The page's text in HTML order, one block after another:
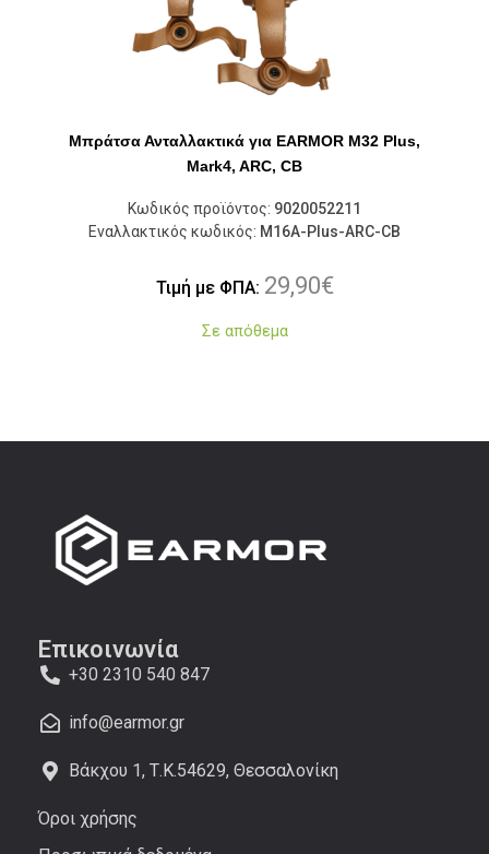
Μπράτσα Ανταλλακτικά για EARMOR M32 Plus,
Mark4, ARC, CB
Κωδικός προϊόντος: 9020052211
Εναλλακτικός κωδικός: M16A-Plus-ARC-CB
Τιμή με ΦΠΑ: 29,90€
Σε απόθεμα
Επικοινωνία
+30 2310 540 847
info@earmor.gr
Βάκχου 1, Τ.Κ.54629, Θεσσαλονίκη
Όροι χρήσης